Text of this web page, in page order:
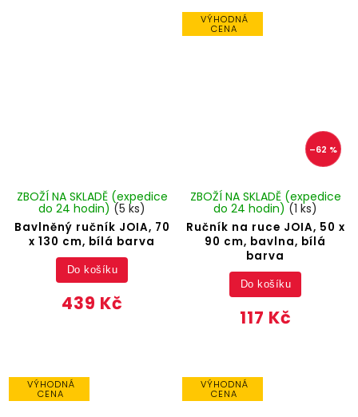
Bavlněný ručník JOIA, 70
x 130 cm, bílá barva
ZBOŽÍ NA SKLADĚ (expedice
do 24 hodin) (5 ks)
439 Kč
Do košíku
VÝHODNÁ
CENA
–62 %
Ručník na ruce JOIA, 50 x
90 cm, bavlna, bílá
barva
ZBOŽÍ NA SKLADĚ (expedice
do 24 hodin) (1 ks)
117 Kč
Do košíku
VÝHODNÁ
CENA
VÝHODNÁ
CENA